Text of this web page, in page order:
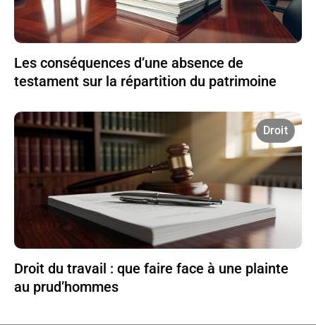
Les conséquences d’une absence de
testament sur la répartition du patrimoine
Droit
Droit du travail : que faire face à une plainte
au prud’hommes